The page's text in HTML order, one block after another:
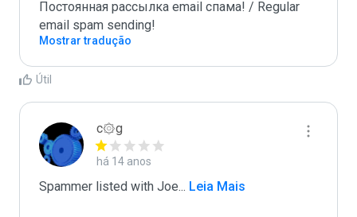
Постоянная рассылка email спама! / Regular
email spam sending!
Mostrar tradução
Útil
c۞g
há 14 anos
Spammer listed with Joe... Leia Mais